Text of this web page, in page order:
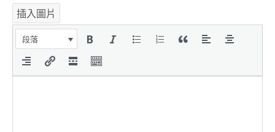
插入圖片
段落